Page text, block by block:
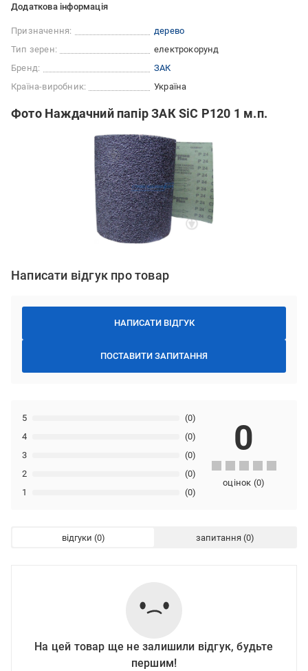
Додаткова інформація
Призначення:
дерево
Тип зерен:
електрокорунд
Бренд:
ЗАК
Країна-виробник:
Україна
Фото Наждачний папір ЗАК SiC P120 1 м.п.
Написати відгук про товар
НАПИСАТИ ВІДГУК
ПОСТАВИТИ ЗАПИТАННЯ
1 (0)
2 (0)
3 (0)
4 (0)
5 (0)
0
оцінок (0)
відгуки запитання
На цей товар ще не залишили відгук, будьте
першим!